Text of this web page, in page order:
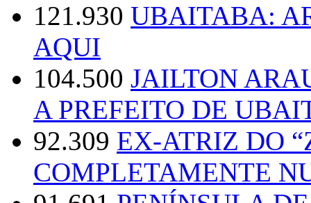
121.930 UBAITABA:
AQUI
104.500 JAILTON
A PREFEITO DE
92.309 EX-ATRIZ DO
COMPLETAMENTE